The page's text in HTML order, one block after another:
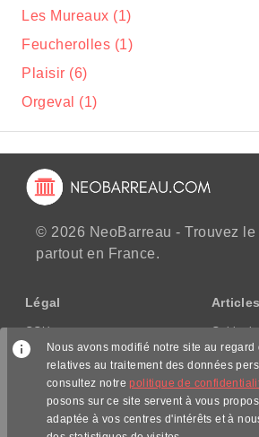
Les Mureaux (1)
Feucherolles (1)
Plaisir (6)
Orgeval (1)
© 2026 NeoBarreau - Trouvez le
partout en France.
Légal
CGU
CGV/CPPS
Politique de confidentialité
Articles
Guide
Nous suivre
Nous avons modifié notre site au
relatives au traitement des données
consultez notrepolitique de
posons sur ce site servent à vous
adaptée à vos centres d'intérêts et à